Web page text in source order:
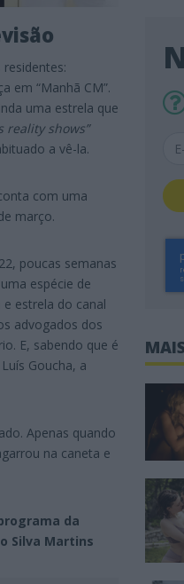
em “Manhã CM”.
uma estrela que
reality shows”
a vê-la.
com uma
março.
poucas semanas
espécie de
e estrela do canal
advogados dos
E, sabendo que é
Goucha, a
Apenas quando
na caneta e
da
Silva Martins